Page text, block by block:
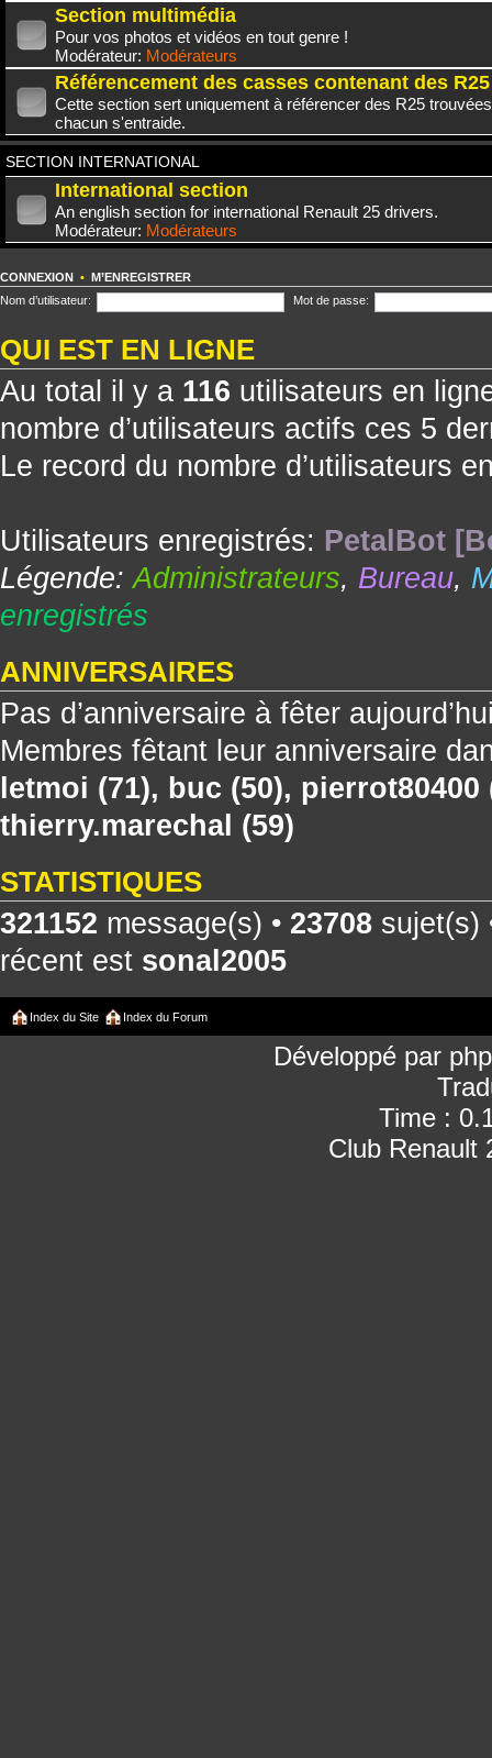
Section multimédia
Pour vos photos et vidéos en tout genre !
Modérateur: Modérateurs
Référencement des casses contenant des R25
Cette section sert uniquement à référencer des R25
chacun s'entraide.
SECTION INTERNATIONAL
International section
An english section for international Renault 25 drivers.
Modérateur: Modérateurs
CONNEXION • M’ENREGISTRER
Nom d’utilisateur:
Mot de passe:
QUI EST EN LIGNE
Au total il y a 116 utilisateurs en
nombre d’utilisateurs actifs ces 5
Le record du nombre d’utilisateurs
Utilisateurs enregistrés: PetalBot
Légende:Administrateurs, Bureau,
enregistrés
ANNIVERSAIRES
Pas d’anniversaire à fêter
Membres fêtant leur anniversaire
letmoi (71), buc (50), pierrot80400
thierry.marechal (59)
STATISTIQUES
321152 message(s) • 23708 sujet(s)
récent est sonal2005
Index du Site Index du Forum
Développé par
Time :
Club Renault